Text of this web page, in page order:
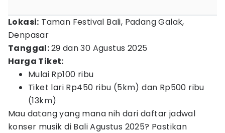
Lokasi: Taman Festival Bali, Padang Galak,
Denpasar
Tanggal:29 dan 30 Agustus 2025
Harga Tiket:
Mulai Rp100 ribu
Tiket lari Rp450 ribu (5km) dan Rp500 ribu
(13km)
Mau datang yang mana nih dari daftar jadwal
konser musik di Bali Agustus 2025? Pastikan